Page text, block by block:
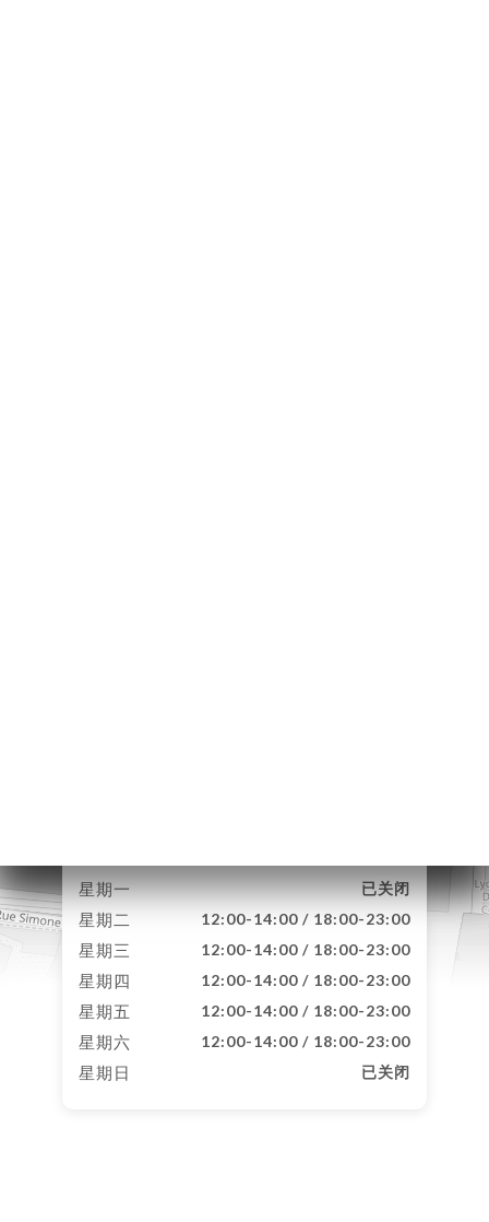
星期一 已关闭
星期二 12:00-14:00 / 18:00-23:00
星期三 12:00-14:00 / 18:00-23:00
星期四 12:00-14:00 / 18:00-23:00
星期五 12:00-14:00 / 18:00-23:00
星期六 12:00-14:00 / 18:00-23:00
星期日 已关闭